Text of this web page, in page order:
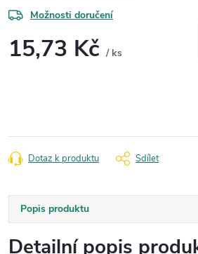
Možnosti doručení
15,73 Kč / ks
Dotaz k produktu Sdílet
Popis produktu
Detailní popis